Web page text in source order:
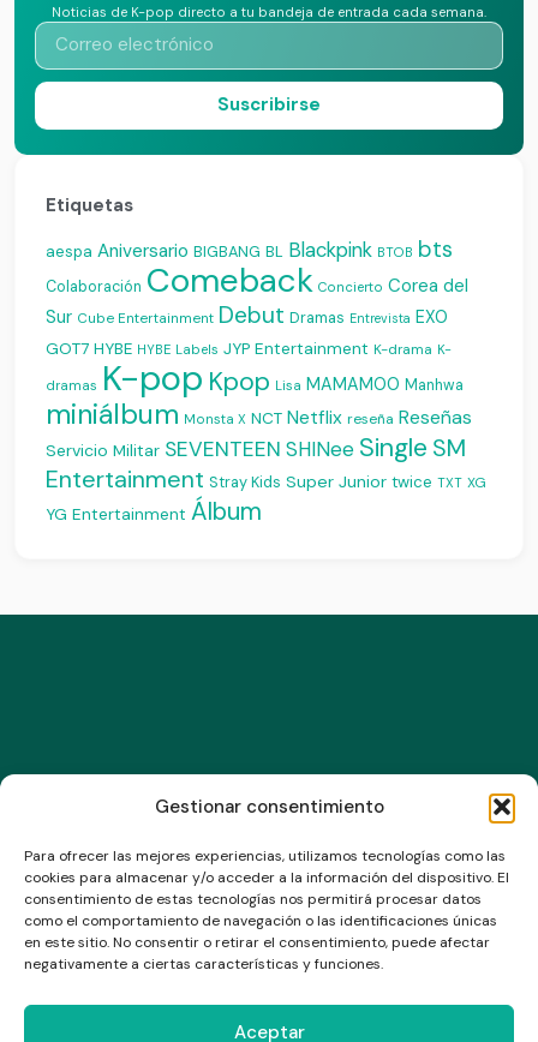
Gestionar consentimiento
Para ofrecer las mejores experiencias, utilizamos tecnologías como las
cookies para almacenar y/o acceder a la información del dispositivo. El
consentimiento de estas tecnologías nos permitirá procesar datos
como el comportamiento de navegación o las identificaciones únicas
en este sitio. No consentir o retirar el consentimiento, puede afectar
negativamente a ciertas características y funciones.
Aceptar
Noticias de K-pop directo a tu bandeja de entrada cada semana.
Suscribirse
Etiquetas
aespa Aniversario BIGBANG BL Blackpink BTOB bts
Colaboración Comeback Concierto Corea del
Sur Cube Entertainment Debut Dramas Entrevista EXO
GOT7 HYBE HYBE Labels JYP Entertainment K-drama K-
dramas K-pop Kpop Lisa MAMAMOO Manhwa
miniálbum Monsta X NCT Netflix reseña Reseñas
Servicio Militar SEVENTEEN SHINee Single SM
Entertainment Stray Kids Super Junior twice TXT XG
YG Entertainment Álbum
Suscríbete a nuestro newsletter